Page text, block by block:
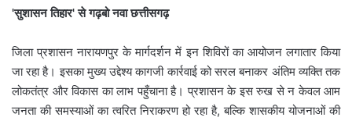
​'सुशासन तिहार' से गढ़बो नवा छत्तीसगढ़
जिला प्रशासन नारायणपुर के मार्गदर्शन में इन शिविरों का आयोजन लगातार किया
जा रहा है। इसका मुख्य उद्देश्य कागजी कार्रवाई को सरल बनाकर अंतिम व्यक्ति तक
लोकतंत्र और विकास का लाभ पहुँचाना है। प्रशासन के इस रुख से न केवल आम
जनता की समस्याओं का त्वरित निराकरण हो रहा है, बल्कि शासकीय योजनाओं की